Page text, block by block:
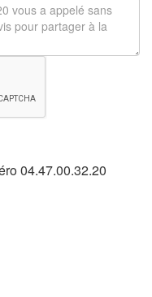
04.47.00.32.20